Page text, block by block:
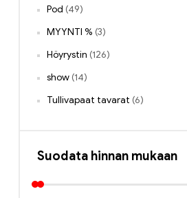
Pod (49)
MYYNTI % (3)
Höyrystin (126)
show (14)
Tullivapaat tavarat (6)
Suodata hinnan mukaan